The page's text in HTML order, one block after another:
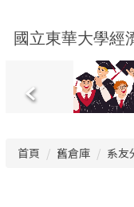
到
主國立東華大學經
首頁 舊倉庫 系友